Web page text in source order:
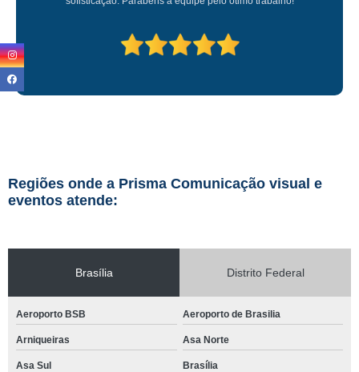
Regiões onde a Prisma Comunicação visual e
eventos atende:
Brasília Distrito Federal
Aeroporto BSB Aeroporto de Brasilia
Arniqueiras Asa Norte
Asa Sul Brasília